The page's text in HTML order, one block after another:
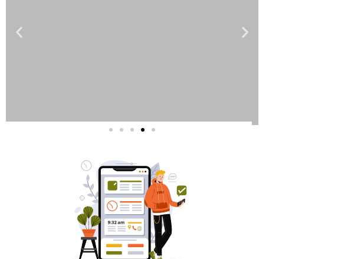
שירותי פרסום
וקידום
באינטרנט
בעל/ת עסק? סוכנות ניהול
מוניטין לקידום, שיווק ופרסום
באינטרנט כאן עבורך!